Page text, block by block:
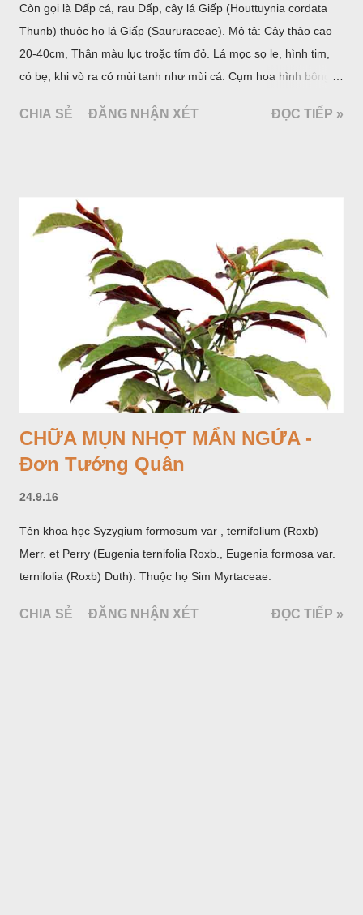
Còn gọi là Dấp cá, rau Dấp, cây lá Giếp (Houttuynia cordata
Thunb) thuộc họ lá Giấp (Saururaceae). Mô tả: Cây thảo cạo
20-40cm, Thân màu lục troặc tím đỏ. Lá mọc sọ le, hình tim,
có bẹ, khi vò ra có mùi tanh như mùi cá. Cụm hoa hình bông
nhạt. Hạt hình trái xoan nhẵn. Mùa hoa quả: tháng 5 – 7.
CHIA SẺ ĐĂNG NHẬN XÉT ĐỌC TIẾP »
CHỮA MỤN NHỌT MẨN NGỨA -
Đơn Tướng Quân
24.9.16
Tên khoa học Syzygium formosum var , ternifolium (Roxb)
Merr. et Perry (Eugenia ternifolia Roxb., Eugenia formosa var.
ternifolia (Roxb) Duth). Thuộc họ Sim Myrtaceae.
CHIA SẺ ĐĂNG NHẬN XÉT ĐỌC TIẾP »